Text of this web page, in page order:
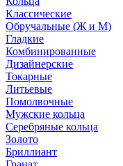
Классические
Обручальные (Ж и М)
Гладкие
Комбинированные
Дизайнерские
Токарные
Литьевые
Помолвочные
Мужские кольца
Серебряные кольца
Золото
Бриллиант